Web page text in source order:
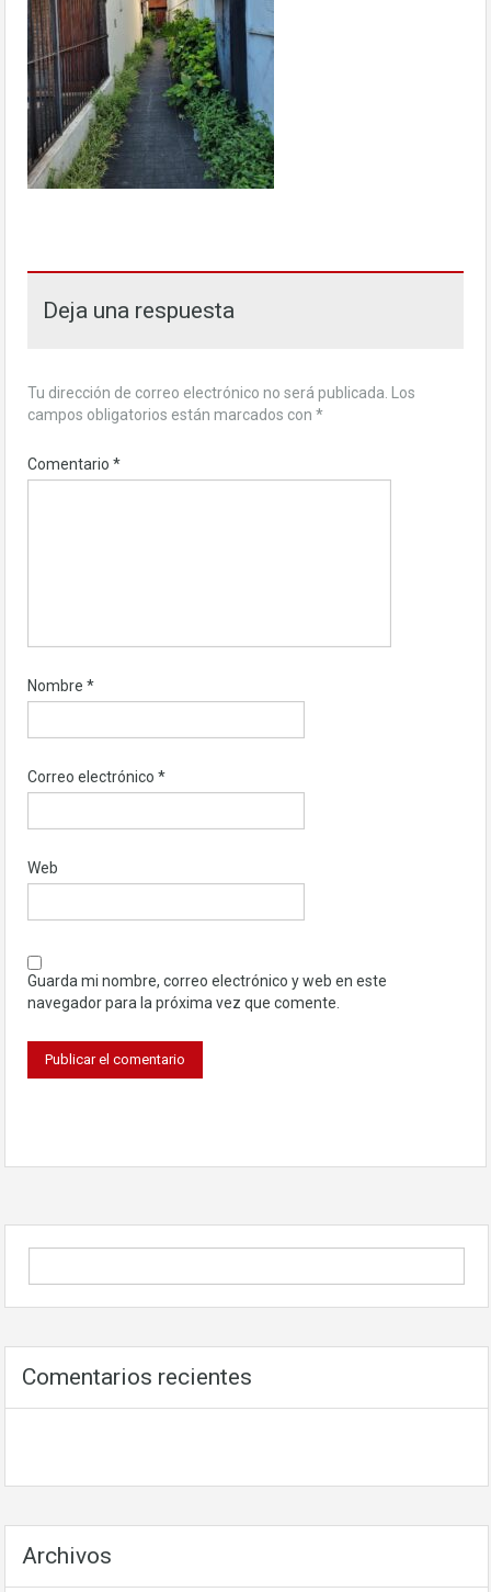
Deja una respuesta
Tu dirección de correo electrónico no será publicada.
Los
campos obligatorios están marcados con *
Comentario *
Nombre *
Correo electrónico *
Web
Guarda mi nombre, correo electrónico y web en este
navegador para la próxima vez que comente.
Comentarios recientes
Archivos